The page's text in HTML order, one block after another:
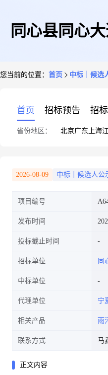
同心县同心
您当前的位置： 首页 中标｜候选
首页 招标预告 招
省份地区： 北京广东 上海
2026-08-09 中标｜候选人公
项目编号
发布时间
投标截止时间
招标单位 同
中标单位
代理单位 宁
相关产品 雨
联系方式 马
正文内容